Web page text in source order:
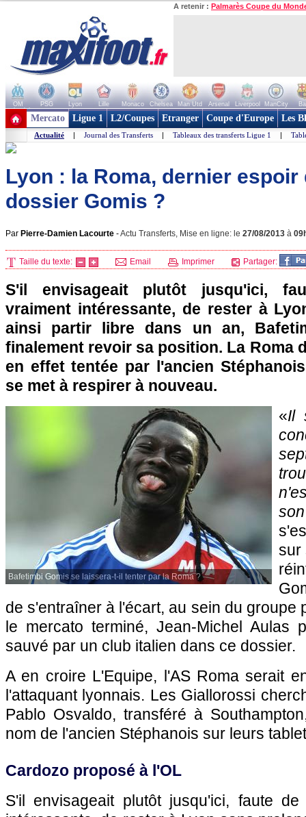
A retenir : Palmarès Coupe du
OM PSG Lyon Lille Monaco Chelsea Man Utd Arsenal Liverpool ManCity
+ de clubs
Mercato Ligue 1 L2/Coupes Etranger Coupe d'Europe Les
Actualité | Journal des Transferts | Tableaux des transferts Ligue 1 |
Lyon : la Roma, dernier
dossier Gomis ?
Par Pierre-Damien Lacourte -Actu Transferts, Mise en ligne: le 27/08/2013 à
Taille du texte: Email Imprimer Partager:
S'il envisageait plutôt jusqu'ici,
vraiment intéressante, de rester à
ainsi partir libre dans un an,
finalement revoir sa position. La Roma
en effet tentée par l'ancien
se met à respirer à nouveau.
Bafetimbi Gomis se laissera-t-il tenter par la Roma ?
«Il
sur
de s'entraîner à l'écart, au sein du groupe
le mercato terminé, Jean-Michel Aulas
sauvé par un club italien dans ce dossier.
A en croire L'Equipe, l'AS Roma serait
l'attaquant lyonnais. Les Giallorossi
Pablo Osvaldo, transféré à
nom de l'ancien Stéphanois sur leurs
Cardozo proposé à l'OL
S'il envisageait plutôt jusqu'ici, faute de